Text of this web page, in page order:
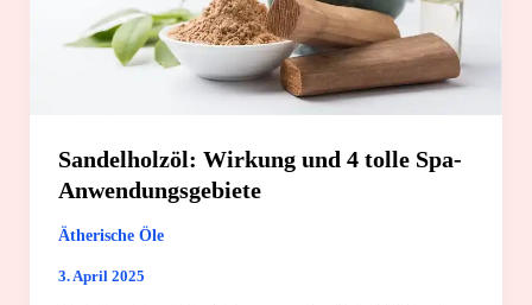
Sandelholzöl: Wirkung und 4 tolle Spa-
Anwendungsgebiete
Ätherische Öle
3. April 2025